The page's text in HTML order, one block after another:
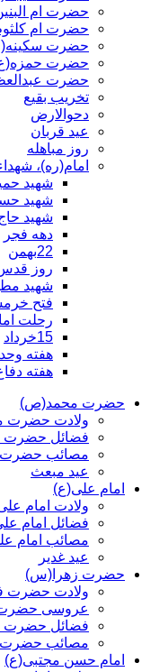
حضرت ام
حضرت ام
حضرت
حضرت
حضرت
تخریب بقیع
دحوالارض
عید قربان
روز مباهله
امام(ره)،
شهید
شهید
شهید
دهه فجر
22بهمن
روز
شهید
فتح
رحلت
15خرداد
هفته
هفته
حضرت محمد(ص)
ولادت حضرت
فضائل
مصائب
عید مبعث
امام علی(ع)
ولادت امام
فضائل امام
مصائب امام
عید غدیر
حضرت زهرا(س)
ولادت حضرت
عروسی
فضائل
مصائب
امام حسن مجتبی(ع)